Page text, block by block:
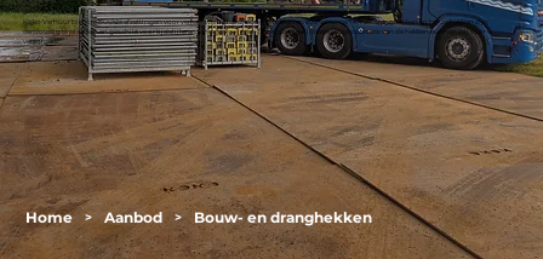
Koko Verhuur biedt robuuste afzettingen voor verkeersveiligheid, bouwplaatsen en evenementen. Onze dranghekken en bouwhekken zijn
eenvoudig te plaatsen en geschikt voor tijdelijke en langdurige inzet. Transport naar locatie en de opbouw van de hekken kunnen wij voor u
verzorgen.
Home > Aanbod > Bouw- en dranghekken